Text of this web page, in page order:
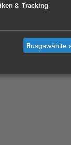
& Tracking
Ausgewählte